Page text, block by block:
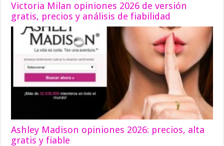
Victoria Milan opiniones 2026 de versión
gratis, precios y análisis de fiabilidad
Ashley Madison opiniones 2026: precios, alta
gratis y fiable